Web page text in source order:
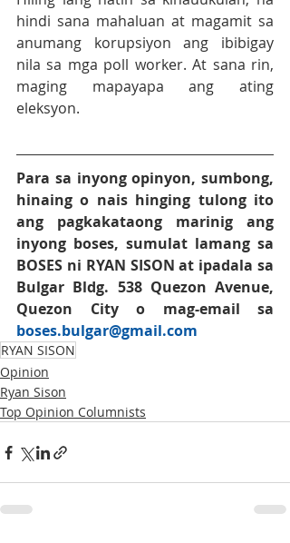
hindi sana mahaluan at magamit sa
anumang korupsiyon ang ibibigay
nila sa mga poll worker. At sana rin,
maging mapayapa ang ating
eleksyon.
Para sa inyong opinyon, sumbong,
hinaing o nais hinging tulong ito
ang pagkakataong marinig ang
BOSES ni RYAN SISON at ipadala sa
Bulgar Bldg. 538 Quezon Avenue,
boses.bulgar@gmail.com
RYAN SISON
Opinion
Ryan Sison
Top Opinion Columnists